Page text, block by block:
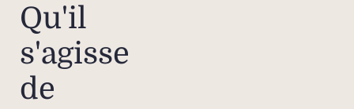
Qu'il
s'agisse
de